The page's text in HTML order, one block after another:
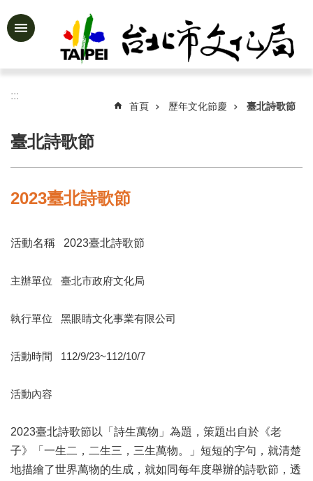
跳到主要內容區塊
進
告
訊
識
化
局
業
目
臺
文
空
間
:::
首頁 歷年文化節慶 臺北詩歌節
臺北詩歌節
2023臺北詩歌節
活動名稱 2023臺北詩歌節
主辦單位 臺北市政府文化局
執行單位 黑眼睛文化事業有限公司
活動時間 112/9/23~112/10/7
活動內容
2023臺北詩歌節以「詩生萬物」為題，策題出自於《老
子》「一生二，二生三，三生萬物。」短短的字句，就清楚
地描繪了世界萬物的生成，就如同每年度舉辦的詩歌節，透